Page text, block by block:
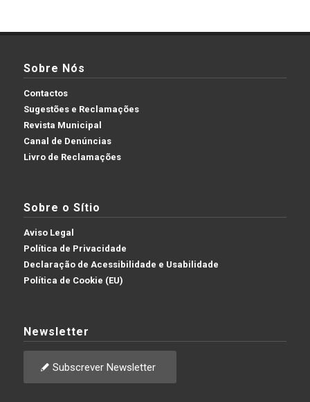
Sobre Nós
Contactos
Sugestões e Reclamações
Revista Municipal
Canal de Denúncias
Livro de Reclamações
Sobre o Sítio
Aviso Legal
Política de Privacidade
Declaração de Acessibilidade e Usabilidade
Política de Cookie (EU)
Newsletter
Subscrever Newsletter